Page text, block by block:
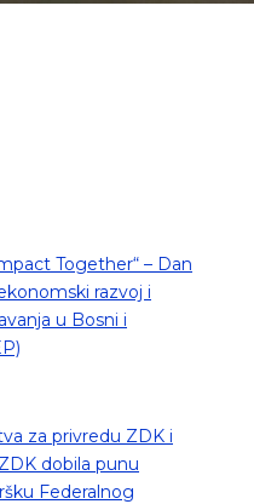
Together“ – Dan
razvoj i
u Bosni i
za privredu ZDK i
dobila punu
Federalnog